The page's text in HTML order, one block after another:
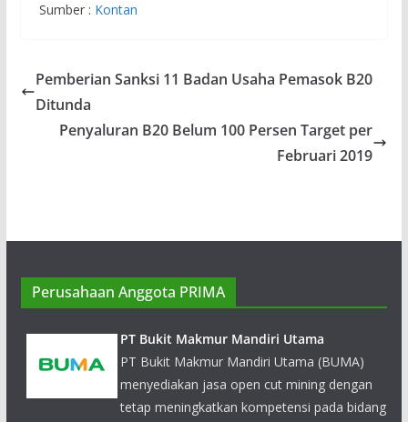
Sumber : Kontan
Pemberian Sanksi 11 Badan Usaha Pemasok B20
Ditunda
Penyaluran B20 Belum 100 Persen Target per
Februari 2019
Perusahaan Anggota PRIMA
PT Bukit Makmur Mandiri Utama
PT Bukit Makmur Mandiri Utama (BUMA)
tetap meningkatkan kompetensi pada bidang
operation dan engineering, pengembangan sumber daya
manusia, keselamatan, kesehatan dan lingkungan, local
community development.